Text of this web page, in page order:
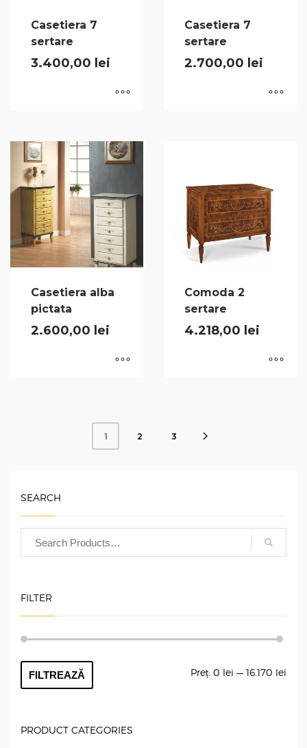
Casetiera 7
sertare
3.400,00 lei
Casetiera 7
sertare
2.700,00 lei
Casetiera alba
pictata
2.600,00 lei
Comoda 2
sertare
4.218,00 lei
1 2 3
SEARCH
FILTER
FILTREAZĂ Preț: 0 lei — 16.170 lei
PRODUCT CATEGORIES